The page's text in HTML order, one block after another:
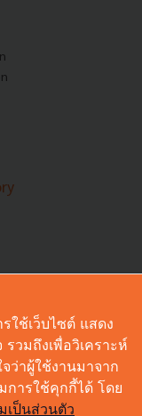
ใช้เว็บไซต์ แสดง
วมถึงเพื่อวิเคราะห์
ว่าผู้ใช้งานมาจาก
ารใช้คุกกี้ได้ โดย
เป็นส่วนตัว